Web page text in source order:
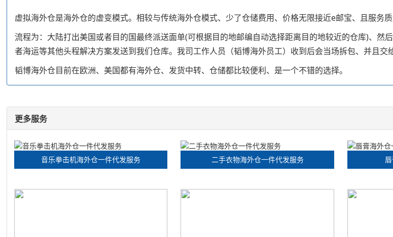
虚拟海外仓是海外仓的虚变模式。相较与传统海外仓模式、少了仓储费用、价格无限接近e邮宝、且服务质
流程为：大陆打出美国或者目的国最终派送面单(可根据目的地邮编自动选择距离目的地较近的仓库)、
者海运等其他头程解决方案发送到我们仓库。我司工作人员（韬博海外员工）收到后会当场拆包、并且交
韬博海外仓目前在欧洲、美国都有海外仓、发货中转、仓储都比较便利、是一个不错的选择。
更多服务
音乐拳击机海外仓一件代发服务 二手衣物海外仓一件代发服务